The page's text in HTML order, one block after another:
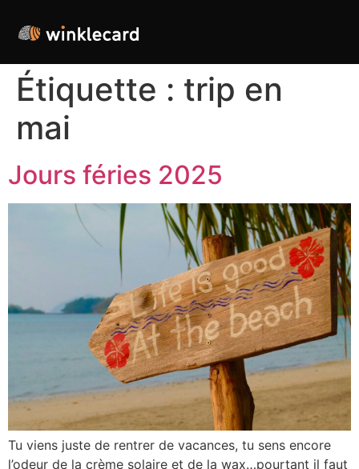
Étiquette : trip en
mai
Jours féries 2025
Tu viens juste de rentrer de vacances, tu sens encore
l’odeur de la crème solaire et de la wax…pourtant il faut